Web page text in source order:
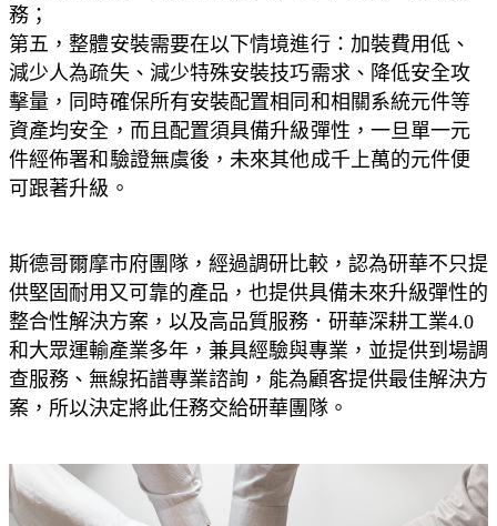
務；
第五，整體安裝需要在以下情境進行：加裝費用低、
減少人為疏失、減少特殊安裝技巧需求、降低安全攻
擊量，同時確保所有安裝配置相同和相關系統元件等
資產均安全，而且配置須具備升級彈性，一旦單一元
件經佈署和驗證無虞後，未來其他成千上萬的元件便
可跟著升級。
斯德哥爾摩市府團隊，經過調研比較，認為研華不只提
供堅固耐用又可靠的產品，也提供具備未來升級彈性的
整合性解決方案，以及高品質服務．研華深耕工業4.0
和大眾運輸產業多年，兼具經驗與專業，並提供到場調
查服務、無線拓譜專業諮詢，能為顧客提供最佳解決方
案，所以決定將此任務交給研華團隊。